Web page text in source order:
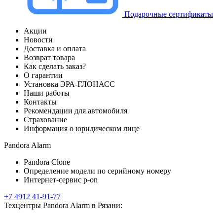
Подарочные сертификаты
Акции
Новости
Доставка и оплата
Возврат товара
Как сделать заказ?
О гарантии
Установка ЭРА-ГЛОНАСС
Наши работы
Контакты
Рекомендации для автомобиля
Страхование
Информация о юридическом лице
Pandora Alarm
Pandora Clone
Определение модели по серийному номеру
Интернет-сервис p-on
+7 4912 41-91-77
Техцентры Pandora Alarm в Рязани: